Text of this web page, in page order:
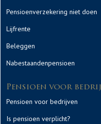
Pensioenverzekering niet doen
Lijfrente
Beleggen
Nabestaandenpensioen
Pensioen voor
Pensioen voor bedrijven
Is pensioen verplicht?